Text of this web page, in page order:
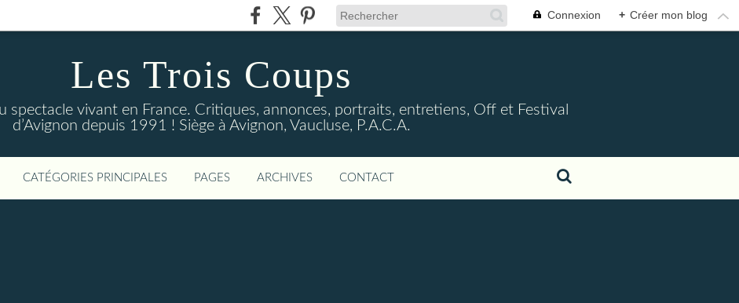
Connexion + Créer mon blog
Les Trois Coups
spectacle vivant en France. Critiques, annonces, portraits, entretiens, Off et Festival
d’Avignon depuis 1991 ! Siège à Avignon, Vaucluse, P.A.C.A.
CATÉGORIES PRINCIPALES PAGES ARCHIVES CONTACT